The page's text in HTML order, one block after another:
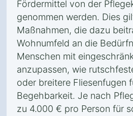
Fördermittel von der
genommen werden. Dies
Maßnahmen, die dazu
Wohnumfeld an die
Menschen mit
anzupassen, wie
oder breitere Fliesenfugen
Begehbarkeit. Je nach
zu 4.000 € pro Person für